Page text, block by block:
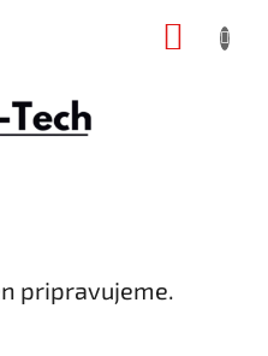
pripravujeme.